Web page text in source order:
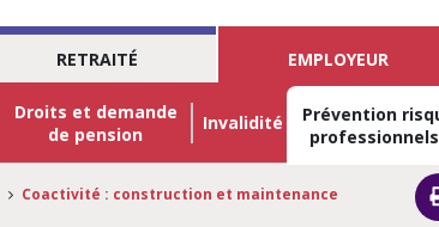
RETRAITÉ EMPLOYEUR
Droits et demande
de pension
Invalidité
Prévention risques
professionnels
Coactivité : construction et maintenance